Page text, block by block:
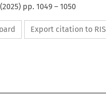
(2025) pp. 1049– 1050
Export citation to RIS